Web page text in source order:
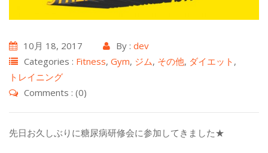
10月 18, 2017 By : dev
Categories : Fitness, Gym, ジム, その他, ダイエット ,
トレイニング
Comments : (0)
先日お久しぶりに糖尿病研修会に参加してきました★